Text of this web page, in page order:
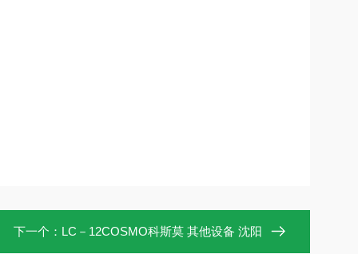
下一个： LC－12COSMO科斯莫 其他设备 沈阳